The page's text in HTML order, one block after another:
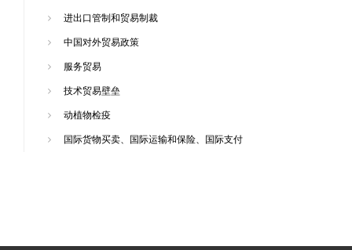
进出口管制和贸易制裁
中国对外贸易政策
服务贸易
技术贸易壁垒
动植物检疫
国际货物买卖、国际运输和保险、国际支付